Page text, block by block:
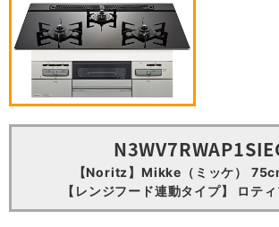
【Noritz】Mikke（ミッケ）
【レンジフード連動タイプ】 ロテ